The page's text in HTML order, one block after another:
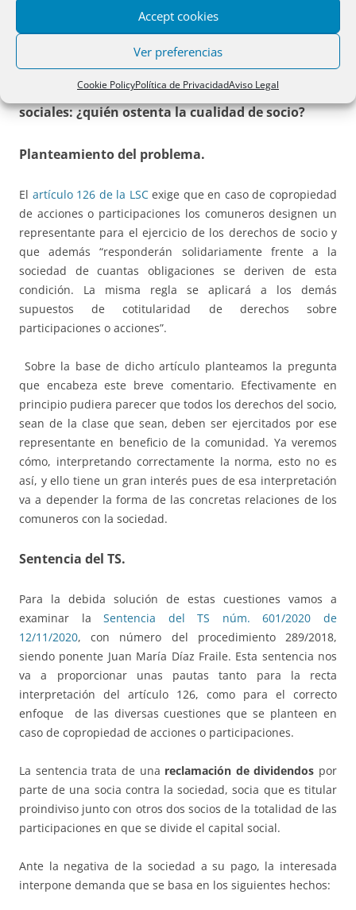
Accept cookies
Ver preferencias
Cookie PolicyPolítica de PrivacidadAviso Legal
CUESTIONES DE INTERÉS.
Cotitularidad de acciones o participaciones
sociales: ¿quién ostenta la cualidad de socio?
Planteamiento del problema.
El artículo 126 de la LSCexige que en caso de copropiedad
de acciones o participaciones los comuneros designen un
representante para el ejercicio de los derechos de socio y
que además “responderán solidariamente frente a la
sociedad de cuantas obligaciones se deriven de esta
condición. La misma regla se aplicará a los demás
supuestos de cotitularidad de derechos sobre
participaciones o acciones”.
Sobre la base de dicho artículo planteamos la pregunta
que encabeza este breve comentario. Efectivamente en
principio pudiera parecer que todos los derechos del socio,
sean de la clase que sean, deben ser ejercitados por ese
representante en beneficio de la comunidad. Ya veremos
cómo, interpretando correctamente la norma, esto no es
así, y ello tiene un gran interés pues de esa interpretación
va a depender la forma de las concretas relaciones de los
comuneros con la sociedad.
Sentencia del TS.
Para la debida solución de estas cuestiones vamos a
examinar laSentencia del TS núm. 601/2020 de
12/11/2020, con número del procedimiento 289/2018,
siendo ponente Juan María Díaz Fraile. Esta sentencia nos
va a proporcionar unas pautas tanto para la recta
interpretación del artículo 126, como para el correcto
enfoque de las diversas cuestiones que se planteen en
caso de copropiedad de acciones o participaciones.
La sentencia trata de una reclamación de dividendos por
parte de una socia contra la sociedad, socia que es titular
proindiviso junto con otros dos socios de la totalidad de las
participaciones en que se divide el capital social.
Ante la negativa de la sociedad a su pago, la interesada
interpone demanda que se basa en los siguientes hechos: